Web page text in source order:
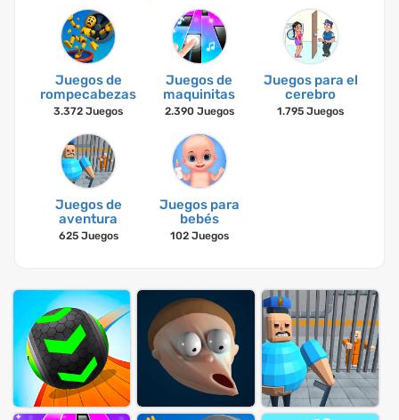
Juegos de
rompecabezas
3.372 Juegos
Juegos de
maquinitas
2.390 Juegos
Juegos para el
cerebro
1.795 Juegos
Juegos de
aventura
625 Juegos
Juegos para
bebés
102 Juegos